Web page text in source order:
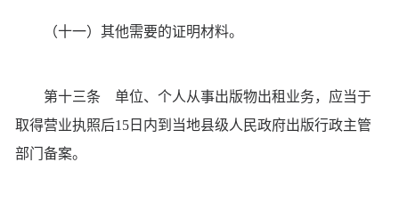
（十一）其他需要的证明材料。
第十三条 单位、个人从事出版物出租业务，应当于
取得营业执照后15日内到当地县级人民政府出版行政主管
部门备案。